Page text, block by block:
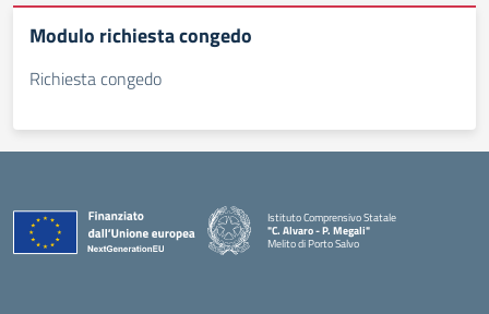
Modulo richiesta congedo
Richiesta congedo
Istituto Comprensivo Statale
"C. Alvaro - P. Megali"
Melito di Porto Salvo